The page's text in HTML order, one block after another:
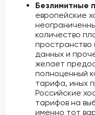
Безлимитные
европейские
количество
пространство
данных и
желает
полноценный
тарифа, иных
Российские
тарифов на
именно тот